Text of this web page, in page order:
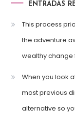
ENTRADAS
This process
the adventure
wealthy
When you look
most previous
alternative so